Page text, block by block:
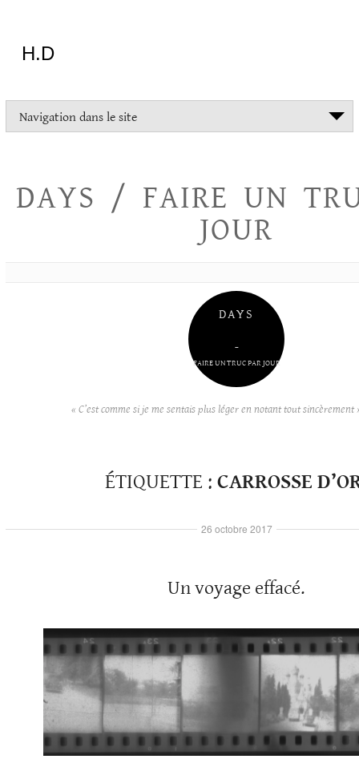
H.D
tout
essayer
Navigation dans le site
DAYS / FAIRE UN
JOUR
DAYS
–
FAIRE UN TRUC PAR JOUR
« C’est comme si je me sentais plus léger en notant tout sincèrement
ÉTIQUETTE : CARROSSE
Un voyage effacé.
26 octobre 2017